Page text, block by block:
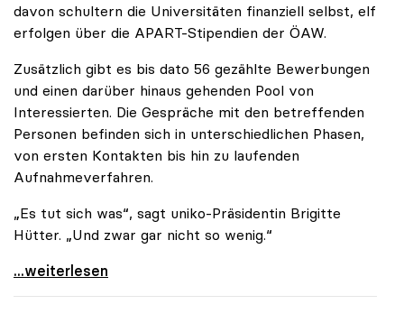
davon schultern die Universitäten finanziell selbst, elf
erfolgen über die APART-Stipendien der ÖAW.
Zusätzlich gibt es bis dato 56 gezählte Bewerbungen
und einen darüber hinaus gehenden Pool von
Interessierten. Die Gespräche mit den betreffenden
Personen befinden sich in unterschiedlichen Phasen,
von ersten Kontakten bis hin zu laufenden
Aufnahmeverfahren.
„Es tut sich was“, sagt uniko-Präsidentin Brigitte
Hütter. „Und zwar gar nicht so wenig.“
Reges Interesse von US-Forscher:innen an
...weiterlesen